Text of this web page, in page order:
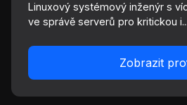
Linuxový systémový inženýr s
ve správě serverů pro kritickou i...
Zobrazit